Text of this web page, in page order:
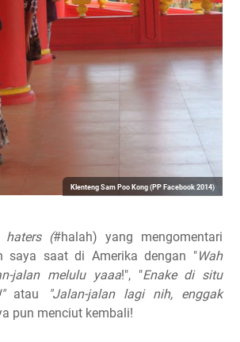
Klenteng Sam Poo Kong (PP Facebook 2014)
haters (#halah) yang mengomentari
saya saat di Amerika dengan "Wah
jalan melulu yaaa!", "Enake di situ
atau "Jalan-jalan lagi nih, enggak
pun menciut kembali!